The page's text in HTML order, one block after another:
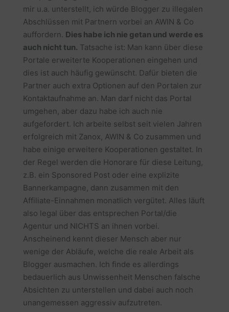
mir u.a. unterstellt, ich würde Blogger zu illegalen
Abschlüssen mit Partnern vorbei an AWIN & Co
auffordern. Dies habe ich nie getan und werde es
auch nicht tun. Tatsache ist: Man kann über diese
Portale erweiterte Kooperationen eingehen und
dies ist auch häufig gewünscht. Dafür bieten die
Partner auch extra Optionen auf den Portalen zur
Kontaktaufnahme an. Man darf nicht das Portal
umgehen, aber dazu habe ich auch nie
aufgefordert. Ich arbeite selbst seit vielen Jahren
erfolgreich mit Zanox, AWIN & Co zusammen und
habe einige erweitere Kooperationen gestaltet. In
der Regel werden die Honorare für diese Leitung,
z.B. ein Sponsored Post oder eine explizite
Bannerkampagne, dann zusammen mit den
Affiliate-Einnahmen monatlich vergütet. Alles läuft
also legal über das entsprechen Portal/die
Agentur und NICHTS an ihnen vorbei.
Anscheinend kennt dieser Mensch aber nur
wenige der Abläufe, welche die reale Arbeit als
Blogger ausmachen. Ich finde es allerdings
bedauerlich aus Unwissenheit Menschen falsche
Absichten zu unterstellen und dabei auch noch
unangemessen aggressiv aufzutreten.